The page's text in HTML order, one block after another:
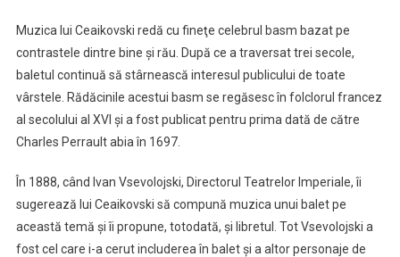
Muzica lui Ceaikovski redă cu fineţe celebrul basm bazat pe
contrastele dintre bine şi rău. După ce a traversat trei secole,
baletul continuă să stârnească interesul publicului de toate
vârstele. Rădăcinile acestui basm se regăsesc în folclorul francez
al secolului al XVI şi a fost publicat pentru prima dată de către
Charles Perrault abia în 1697.
În 1888, când Ivan Vsevolojski, Directorul Teatrelor Imperiale, îi
sugerează lui Ceaikovski să compună muzica unui balet pe
această temă şi îi propune, totodată, şi libretul. Tot Vsevolojski a
fost cel care i-a cerut includerea în balet şi a altor personaje de